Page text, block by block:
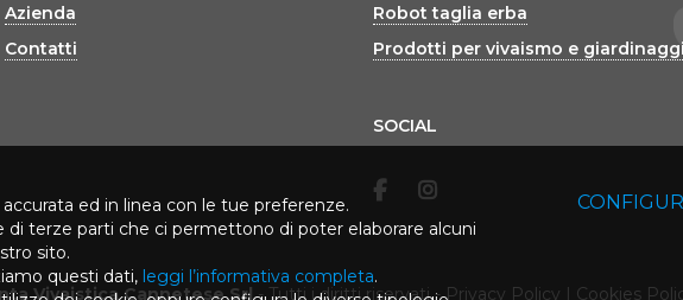
Azienda
Contatti
Robot taglia erba
Prodotti per vivaismo e
SOCIAL
Vivaistica Cannetese Srl - Tutti i diritti riservati- Privacy Policy | Cookies
ed in linea con le tue preferenze.
terze parti che ci permettono di poter elaborare alcuni
sito.
questi dati, leggi l’informativa completa.